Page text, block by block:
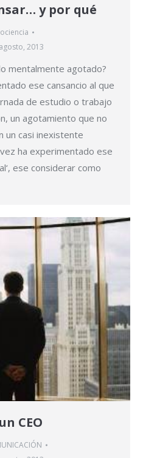
y por qué
2013
mentalmente agotado?
ese cansancio al que
de estudio o trabajo
un agotamiento que no
un casi inexistente
ha experimentado ese
ese considerar como
CEO